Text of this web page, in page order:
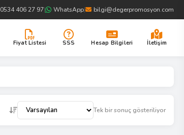
0534 406 27 97| WhatsApp| bilgi@degerpromosyon.com
Fiyat Listesi SSS Hesap Bilgileri İletişim
Tek bir sonuç gösteriliyor